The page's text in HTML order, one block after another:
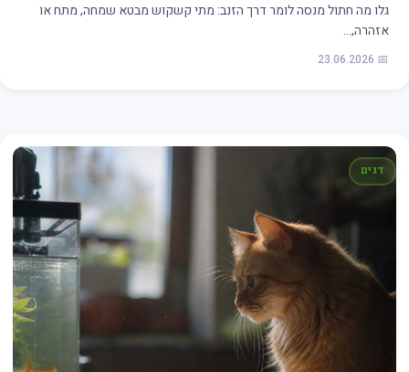
גלו מה חתול מנסה לומר דרך הזנב: מתי קשקוש מבטא שמחה, מתח או
אזהרה,…
📅 23.06.2026
דגים